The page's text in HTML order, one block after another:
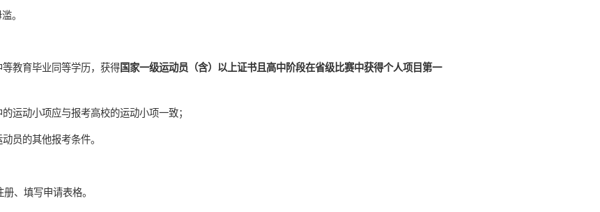
。
教育毕业同等学历，获得国家一级运动员（含）以上证书且高中阶段在省级比赛中获得个人项目第一
运动小项应与报考高校的运动小项一致；
员的其他报考条件。
、填写申请表格。